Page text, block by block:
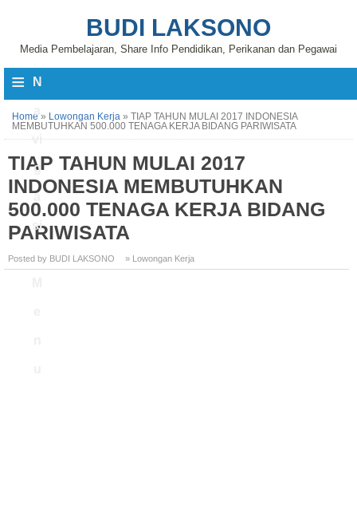
BUDI LAKSONO
Media Pembelajaran, Share Info Pendidikan, Perikanan dan Pegawai
≡ N
vi
g
a
si
Home » Lowongan Kerja » TIAP TAHUN MULAI 2017 INDONESIA
MEMBUTUHKAN 500.000 TENAGA KERJA BIDANG PARIWISATA
TIAP TAHUN MULAI 2017
INDONESIA MEMBUTUHKAN
500.000 TENAGA KERJA BIDANG
PARIWISATA
Posted by BUDI LAKSONO » Lowongan Kerja